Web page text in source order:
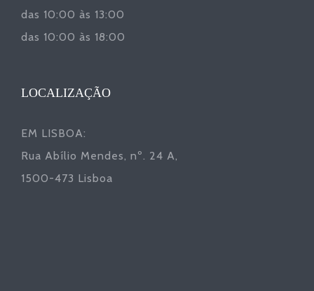
das 10:00 às 13:00
das 10:00 às 18:00
LOCALIZAÇÃO
EM LISBOA:
Rua Abílio Mendes, nº. 24 A,
1500-473 Lisboa